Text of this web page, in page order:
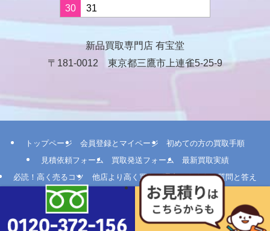
30
31
新品買取専門店 有宝堂
〒181-0012 東京都三鷹市上連雀5-25-9
トップページ 会員登録とマイページ
初めての方の買取手順
見積依頼フォーム
買取発送フォーム
最新買取実績
必読！高く売るコツ
他店より高く買える理由
よくある質問と答え
ユーザーIDやパスワードをお忘れの場合
ポイント制度
法人のお客さま
メールマガジン登録 会社概要
当店へのアクセス
買取申込書